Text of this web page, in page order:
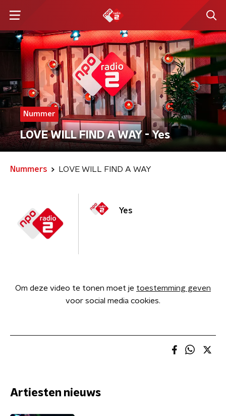
Nummer
LOVE WILL FIND A WAY - Yes
Nummers LOVE WILL FIND A WAY
Yes
Om deze video te tonen moet je toestemming geven
voor social media cookies.
Artiesten nieuws